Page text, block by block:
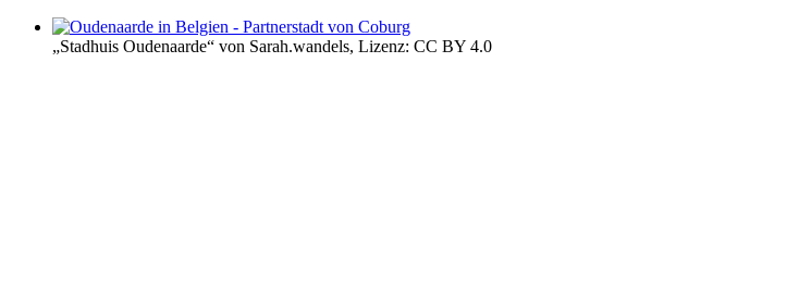
„Stadhuis Oudenaarde“ von Sarah.wandels, Lizenz: CC BY 4.0